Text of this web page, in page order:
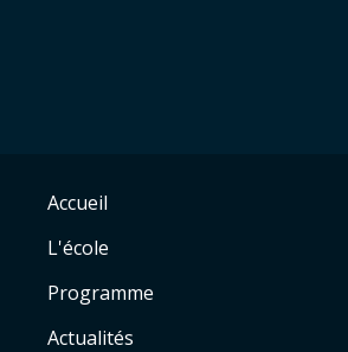
Accueil
L'école
Programme
Actualités